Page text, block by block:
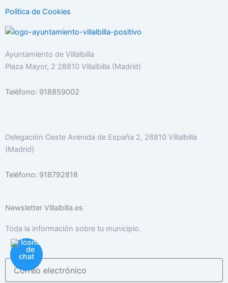
Política de Cookies
Ayuntamiento de Villalbilla
Plaza Mayor, 2 28810 Villalbilla (Madrid)
Teléfono: 918859002
Delegación Oeste Avenida de España 2, 28810 Villalbilla
(Madrid)
Teléfono: 918792818
Newsletter Villalbilla.es
Toda la información sobre tu municipio.